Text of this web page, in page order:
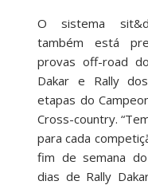
O sistema
também está
provas off-road
Dakar e Rally
etapas do
Cross-country.
para cada
fim de semana
dias de Rally